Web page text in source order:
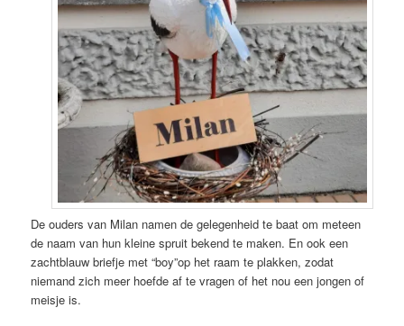
De ouders van Milan namen de gelegenheid te baat om meteen
de naam van hun kleine spruit bekend te maken. En ook een
zachtblauw briefje met “boy”op het raam te plakken, zodat
niemand zich meer hoefde af te vragen of het nou een jongen of
meisje is.